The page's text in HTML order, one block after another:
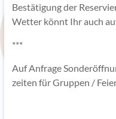
Bestätigung der
Wetter könnt Ihr auch
***
Auf Anfrage
zeiten für Gruppen /